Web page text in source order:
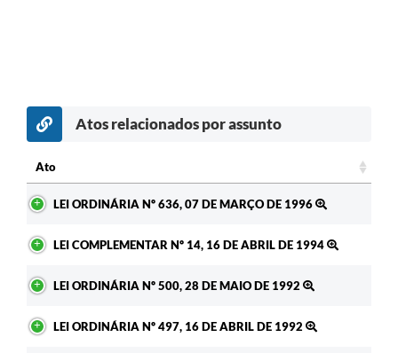
Atos relacionados por assunto
Ato
LEI ORDINÁRIA Nº 636, 07 DE MARÇO DE 1996
LEI COMPLEMENTAR Nº 14, 16 DE ABRIL DE 1994
LEI ORDINÁRIA Nº 500, 28 DE MAIO DE 1992
LEI ORDINÁRIA Nº 497, 16 DE ABRIL DE 1992